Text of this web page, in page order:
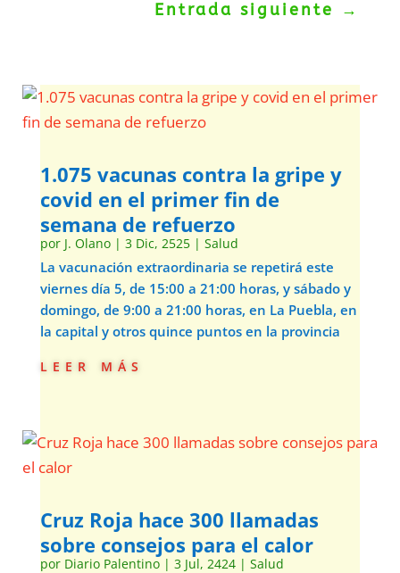
Entrada siguiente →
1.075 vacunas contra la gripe y
covid en el primer fin de
semana de refuerzo
por J. Olano| 3 Dic, 2525| Salud
La vacunación extraordinaria se repetirá este
viernes día 5, de 15:00 a 21:00 horas, y sábado y
domingo, de 9:00 a 21:00 horas, en La Puebla, en
la capital y otros quince puntos en la provincia
leer más
Cruz Roja hace 300 llamadas
sobre consejos para el calor
por Diario Palentino| 3 Jul, 2424| Salud